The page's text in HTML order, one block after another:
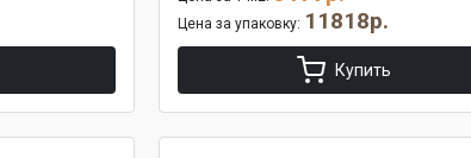
Цена за упаковку: 11818р.
Купить